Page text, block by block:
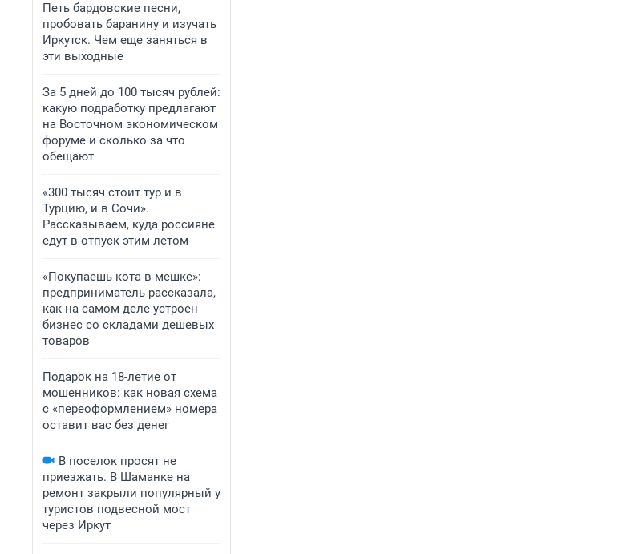
Петь бардовские песни,
пробовать баранину и изучать
Иркутск. Чем еще заняться в
эти выходные
За 5 дней до 100 тысяч рублей:
какую подработку предлагают
на Восточном экономическом
форуме и сколько за что
обещают
«300 тысяч стоит тур и в
Турцию, и в Сочи».
Рассказываем, куда россияне
едут в отпуск этим летом
«Покупаешь кота в мешке»:
предприниматель рассказала,
как на самом деле устроен
бизнес со складами дешевых
товаров
Подарок на 18-летие от
мошенников: как новая схема
с «переоформлением» номера
оставит вас без денег
В поселок просят не
приезжать. В Шаманке на
ремонт закрыли популярный у
туристов подвесной мост
через Иркут